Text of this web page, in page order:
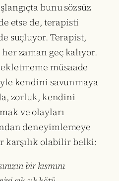
bunu sözsüz
etse de, terapisti
suçluyor. Terapist,
zaman geç kalıyor.
müsaade
kendini savunmaya
zorluk, kendini
ve olayları
deneyimlemeye
karşılık olabilir belki:
bir kısmını